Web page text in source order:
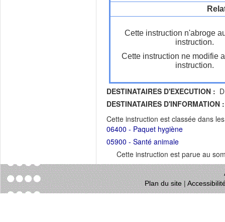
Cette instruction n'abroge
instruction.
Cette instruction ne modifie
instruction.
DESTINATAIRES D'EXECUTION :
DESTINATAIRES D'INFORMATION :
Cette instruction est classée dans
06400 - Paquet hygiène
05900 - Santé animale
Cette instruction est parue au
Plan du site|